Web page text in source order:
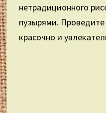
нетрадиционного
пузырями.
красочно и